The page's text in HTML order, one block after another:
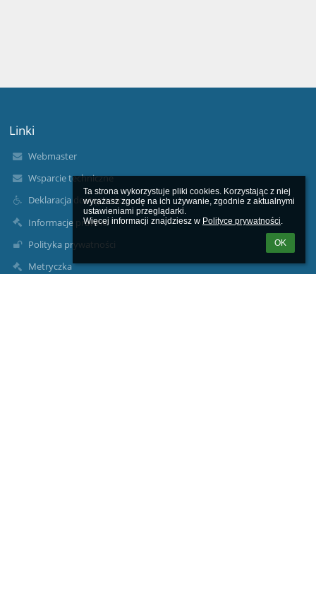
Ta strona wykorzystuje pliki cookies. Korzystając z niej
wyrażasz zgodę na ich używanie, zgodnie z aktualnymi
ustawieniami przeglądarki.
Więcej informacji znajdziesz w Polityce prywatności.
OK
Linki
Webmaster
Wsparcie techniczne
Deklaracja dostępności
Informacje prawne
Polityka prywatności
Metryczka